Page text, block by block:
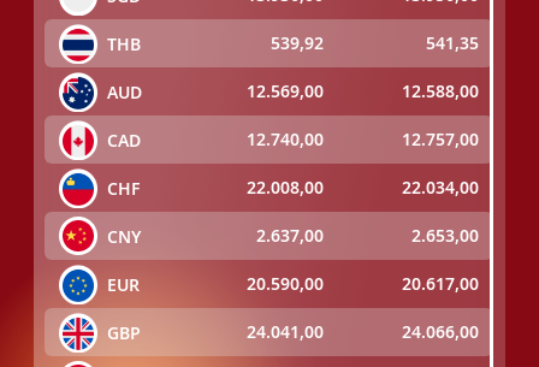
THB 539,92 541,35
AUD 12.569,00 12.588,00
CAD 12.740,00 12.757,00
CHF 22.008,00 22.034,00
CNY 2.637,00 2.653,00
EUR 20.590,00 20.617,00
GBP 24.041,00 24.066,00